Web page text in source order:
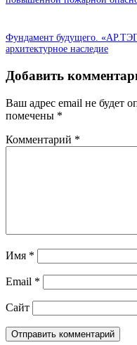
Фундамент будущего.
архитектурное наследие
Добавить
Ваш адрес email не будет
помечены *
Комментарий *
Имя *
Email *
Сайт